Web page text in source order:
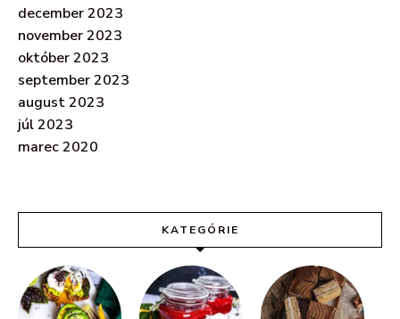
december 2023
november 2023
október 2023
september 2023
august 2023
júl 2023
marec 2020
KATEGÓRIE